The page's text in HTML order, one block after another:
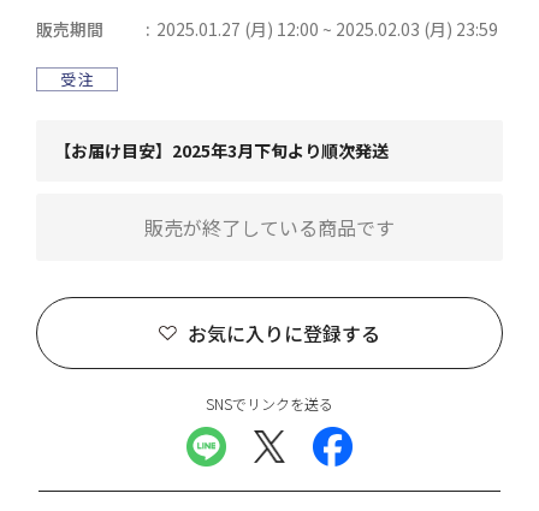
販売期間 2025.01.27 (月) 12:00 ~ 2025.02.03 (月) 23:59
【お届け目安】2025年3月下旬より順次発送
お気に入りに登録する
販売が終了している商品です
SNSでリンクを送る